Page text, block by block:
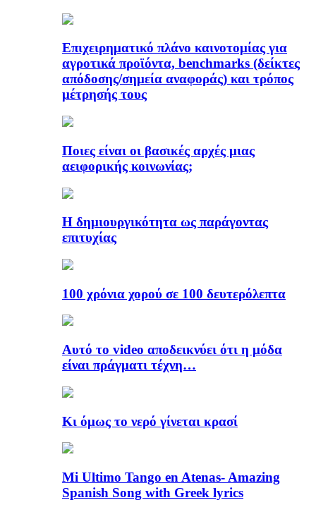
Επιχειρηματικό πλάνο καινοτομίας για
αγροτικά προϊόντα, benchmarks (δείκτες
απόδοσης/σημεία αναφοράς) και τρόπος
μέτρησής τους
Ποιες είναι οι βασικές αρχές μιας
αειφορικής κοινωνίας;
Η δημιουργικότητα ως παράγοντας
επιτυχίας
100 χρόνια χορού σε 100 δευτερόλεπτα
Αυτό το video αποδεικνύει ότι η μόδα
είναι πράγματι τέχνη…
Κι όμως το νερό γίνεται κρασί
Mi Ultimo Tango en Atenas- Amazing
Spanish Song with Greek lyrics